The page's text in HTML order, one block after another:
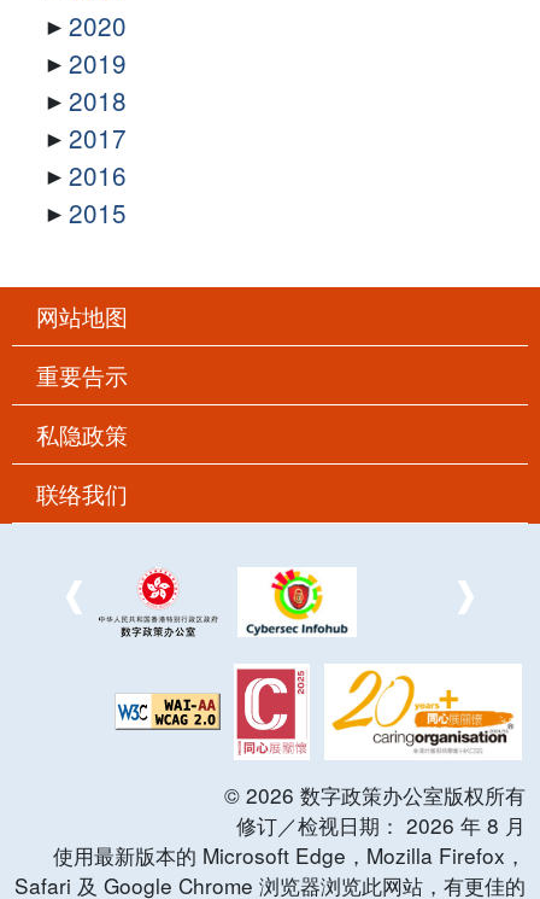
2020
2019
2018
2017
2016
2015
网站地图
重要告示
私隐政策
联络我们
© 2026 数字政策办公室版权所有
修订／检视日期： 2026 年 8 月
使用最新版本的 Microsoft Edge，Mozilla Firefox，
Safari 及 Google Chrome 浏览器浏览此网站，有更佳的